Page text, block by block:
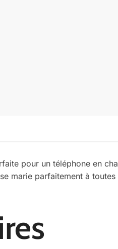
pour un téléphone en
marie parfaitement à